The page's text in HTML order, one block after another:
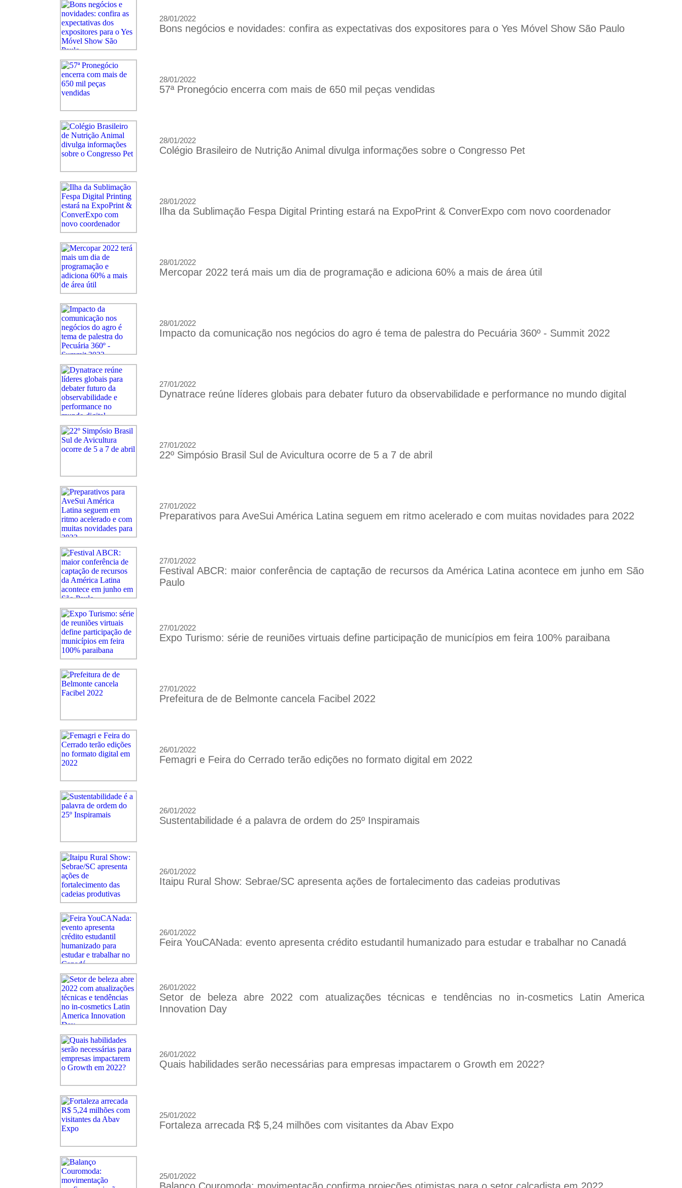
28/01/2022
Bons negócios e novidades: confira as expectativas dos expositores para o Yes Móvel Show São Paulo
28/01/2022
57ª Pronegócio encerra com mais de 650 mil peças vendidas
28/01/2022
Colégio Brasileiro de Nutrição Animal divulga informações sobre o Congresso Pet
28/01/2022
Ilha da Sublimação Fespa Digital Printing estará na ExpoPrint & ConverExpo com novo coordenador
28/01/2022
Mercopar 2022 terá mais um dia de programação e adiciona 60% a mais de área útil
28/01/2022
Impacto da comunicação nos negócios do agro é tema de palestra do Pecuária 360º - Summit 2022
27/01/2022
Dynatrace reúne líderes globais para debater futuro da observabilidade e performance no mundo digital
27/01/2022
22º Simpósio Brasil Sul de Avicultura ocorre de 5 a 7 de abril
27/01/2022
Preparativos para AveSui América Latina seguem em ritmo acelerado e com muitas novidades para 2022
27/01/2022
Festival ABCR: maior conferência de captação de recursos da América Latina acontece em junho em São
Paulo
27/01/2022
Expo Turismo: série de reuniões virtuais define participação de municípios em feira 100% paraibana
27/01/2022
Prefeitura de de Belmonte cancela Facibel 2022
26/01/2022
Femagri e Feira do Cerrado terão edições no formato digital em 2022
26/01/2022
Sustentabilidade é a palavra de ordem do 25º Inspiramais
26/01/2022
Itaipu Rural Show: Sebrae/SC apresenta ações de fortalecimento das cadeias produtivas
26/01/2022
Feira YouCANada: evento apresenta crédito estudantil humanizado para estudar e trabalhar no Canadá
26/01/2022
Setor de beleza abre 2022 com atualizações técnicas e tendências no in-cosmetics Latin America
Innovation Day
26/01/2022
Quais habilidades serão necessárias para empresas impactarem o Growth em 2022?
25/01/2022
Fortaleza arrecada R$ 5,24 milhões com visitantes da Abav Expo
25/01/2022